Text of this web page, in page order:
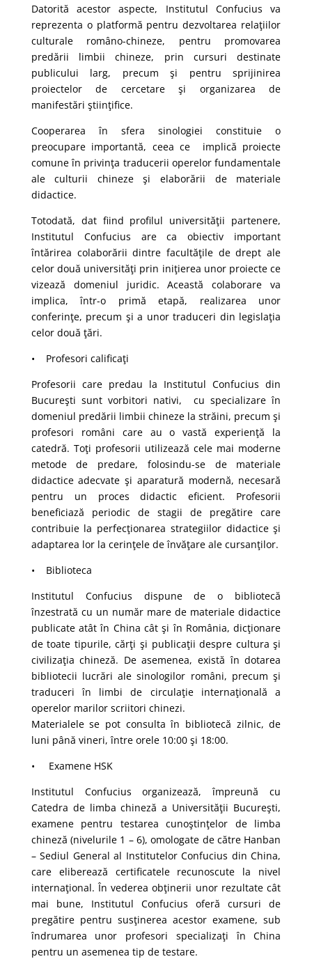
Datorită acestor aspecte, Institutul Confucius va
reprezenta o platformă pentru dezvoltarea relaţiilor
culturale româno-chineze, pentru promovarea
predării limbii chineze, prin cursuri destinate
publicului larg, precum şi pentru sprijinirea
proiectelor de cercetare şi organizarea de
manifestări ştiinţifice.
Cooperarea în sfera sinologiei constituie o
preocupare importantă, ceea ce implică proiecte
comune în privinţa traducerii operelor fundamentale
ale culturii chineze şi elaborării de materiale
didactice.
Totodată, dat fiind profilul universităţii partenere,
Institutul Confucius are ca obiectiv important
întărirea colaborării dintre facultăţile de drept ale
celor două universităţi prin iniţierea unor proiecte ce
vizează domeniul juridic. Această colaborare va
implica, într-o primă etapă, realizarea unor
conferinţe, precum şi a unor traduceri din legislaţia
celor două ţări.
• Profesori calificaţi
Profesorii care predau la Institutul Confucius din
Bucureşti sunt vorbitori nativi, cu specializare în
domeniul predării limbii chineze la străini, precum şi
profesori români care au o vastă experienţă la
catedră. Toţi profesorii utilizează cele mai moderne
metode de predare, folosindu-se de materiale
didactice adecvate şi aparatură modernă, necesară
pentru un proces didactic eficient. Profesorii
beneficiază periodic de stagii de pregătire care
contribuie la perfecţionarea strategiilor didactice şi
adaptarea lor la cerinţele de învăţare ale cursanţilor.
• Biblioteca
Institutul Confucius dispune de o bibliotecă
înzestrată cu un număr mare de materiale didactice
publicate atât în China cât şi în România, dicţionare
de toate tipurile, cărţi şi publicaţii despre cultura şi
civilizaţia chineză. De asemenea, există în dotarea
bibliotecii lucrări ale sinologilor români, precum şi
traduceri în limbi de circulaţie internaţională a
operelor marilor scriitori chinezi.
Materialele se pot consulta în bibliotecă zilnic, de
luni până vineri, între orele 10:00 şi 18:00.
• Examene HSK
Institutul Confucius organizează, împreună cu
Catedra de limba chineză a Universităţii Bucureşti,
examene pentru testarea cunoştinţelor de limba
chineză (nivelurile 1 – 6), omologate de către Hanban
– Sediul General al Institutelor Confucius din China,
care eliberează certificatele recunoscute la nivel
internaţional. În vederea obţinerii unor rezultate cât
mai bune, Institutul Confucius oferă cursuri de
pregătire pentru susţinerea acestor examene, sub
îndrumarea unor profesori specializaţi în China
pentru un asemenea tip de testare.